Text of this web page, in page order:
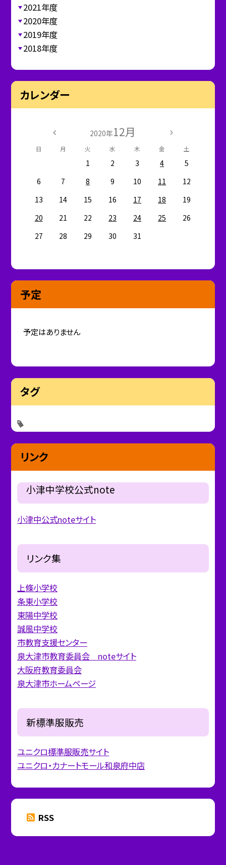
2021年度
2020年度
2019年度
2018年度
カレンダー
2020年12月
日 月 火 水 木 金 土
1 2 3 4
5
6
7 8 9 10 11
12
13
14 15 16 17 18
19
20
21 22 23 24 25
26
27
28 29 30 31
予定
予定はありません
タグ
リンク
小津中学校公式note
小津中公式noteサイト
リンク集
上條小学校
条東小学校
東陽中学校
誠風中学校
市教育支援センター
泉大津市教育委員会 noteサイト
大阪府教育委員会
泉大津市ホームページ
新標準服販売
ユニクロ標準服販売サイト
ユニクロ・カナートモール和泉府中店
RSS